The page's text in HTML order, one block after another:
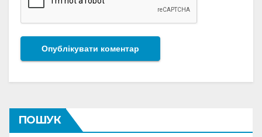
ПОШУК